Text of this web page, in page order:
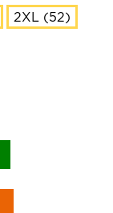
2XL (52)